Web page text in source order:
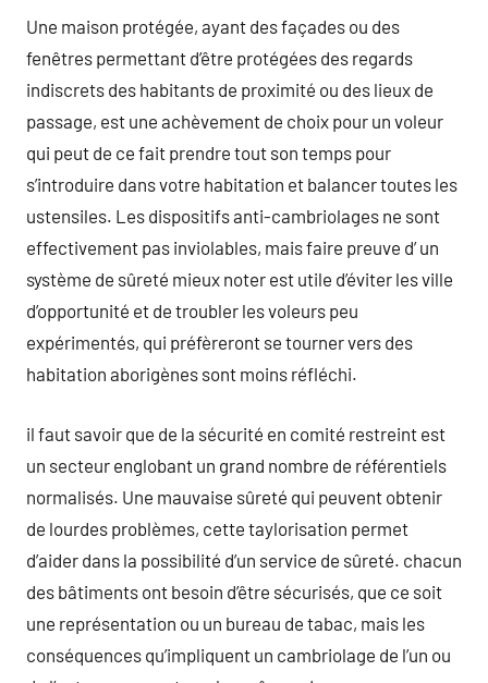
Une maison protégée, ayant des façades ou des
fenêtres permettant d’être protégées des regards
indiscrets des habitants de proximité ou des lieux de
passage, est une achèvement de choix pour un voleur
qui peut de ce fait prendre tout son temps pour
s’introduire dans votre habitation et balancer toutes les
ustensiles. Les dispositifs anti-cambriolages ne sont
effectivement pas inviolables, mais faire preuve d’ un
système de sûreté mieux noter est utile d’éviter les ville
d’opportunité et de troubler les voleurs peu
expérimentés, qui préfèreront se tourner vers des
habitation aborigènes sont moins réfléchi.
il faut savoir que de la sécurité en comité restreint est
un secteur englobant un grand nombre de référentiels
normalisés. Une mauvaise sûreté qui peuvent obtenir
de lourdes problèmes, cette taylorisation permet
d’aider dans la possibilité d’un service de sûreté. chacun
des bâtiments ont besoin d’être sécurisés, que ce soit
une représentation ou un bureau de tabac, mais les
conséquences qu’impliquent un cambriolage de l’un ou